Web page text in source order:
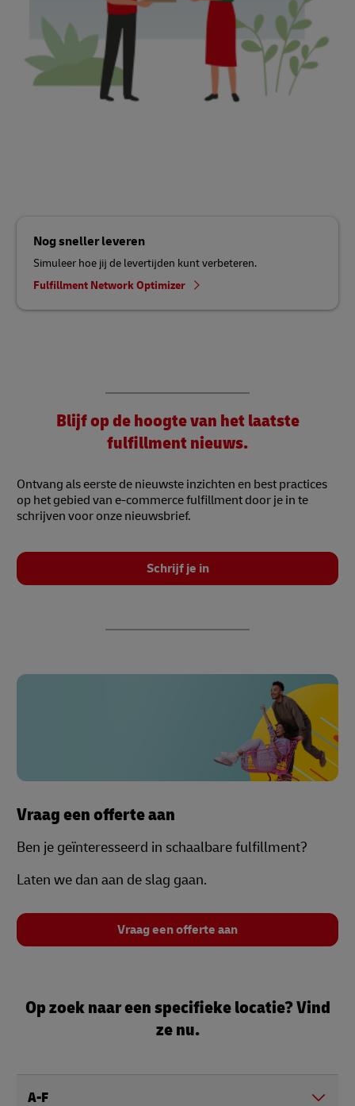
Nog sneller leveren
Simuleer hoe jij de levertijden kunt verbeteren.
Fulfillment Network Optimizer
Blijf op de hoogte van het laatste
fulfillment nieuws.
Ontvang als eerste de nieuwste inzichten en best practices
op het gebied van e-commerce fulfillment door je in te
schrijven voor onze nieuwsbrief.
Schrijf je in
Vraag een offerte aan
Ben je geïnteresseerd in schaalbare fulfillment?
Laten we dan aan de slag gaan.
Vraag een offerte aan
Op zoek naar een specifieke locatie? Vind
ze nu.
A-F